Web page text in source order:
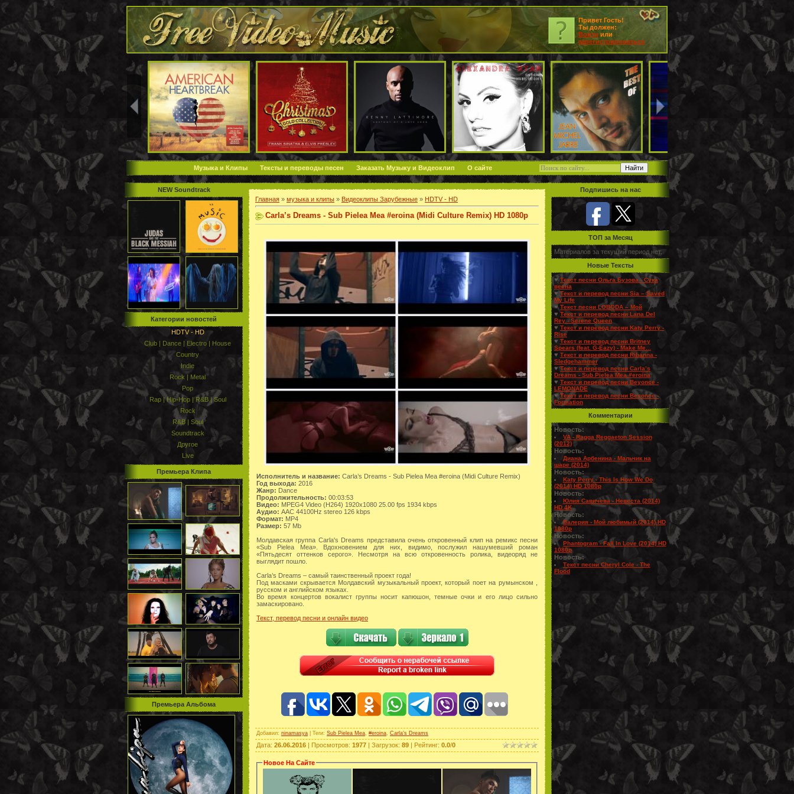
Привет Гость!
Ты должен:
Войти или
зарегистрироваться
Музыка и Клипы Тексты и переводы песен Заказать Музыку и Видеоклип О сайте
NEW Soundtrack
Категории новостей
HDTV - HD
Club | Dance | Electro | House
Country
Indie
Rock | Metal
Pop
Rap | Hip-Hop | R&B | Soul
Rock
R&B | Soul
Soundtrack
Другое
Live
Премьера Клипа
Премьера Альбома
Главная » музыка и клипы » Видеоклипы Зарубежные » HDTV - HD
Carla’s Dreams - Sub Pielea Mea #eroina (Midi Culture Remix) HD 1080p
Исполнитель и название: Carla’s Dreams - Sub Pielea Mea #eroina (Midi Culture Remix)
Год выхода: 2016
Жанр: Dance
Продолжительность: 00:03:53
Видео: MPEG4 Video (H264) 1920x1080 25.00 fps 1934 kbps
Аудио: AAC 44100Hz stereo 126 kbps
Формат: MP4
Размер: 57 Mb
Молдавская группа Carla's Dreams представила очень откровенный клип на ремикс песни
«Sub Pielea Mea». Вдохновением для них, видимо, послужил нашумевший роман
«Пятьдесят оттенков серого». Несмотря на всю откровенность ролика, видеоряд не
выглядит пошло.
Carla’s Dreams – самый таинственный проект года!
Под масками скрывается Молдавский музыкальный проект, который поет на румынском ,
русском и английском языках.
Во время концертов вокалист группы носит капюшон, темные очки и его лицо сильно
замаскировано.
Текст, перевод песни и онлайн видео
Добавил: ninamasya Теги: Sub Pielea Mea #eroina Carla’s Dreams
Дата: 26.06.2016 | Просмотров: 1977 | Загрузок: 89 | Рейтинг: 0.0/0
Новое На Сайте
Подпишись на нас
TOП за Месяц
Материалов за текущий период нет.
Новые Тексты
♥ Текст песни Ольга Бузова - Сука
весна
♥Текст и перевод песни Sia – Saved
My Life
♥Текст песни LOBODA – Мой
♥ Текст и перевод песни Lana Del
Rey - Serene Queen
♥ Текст и перевод песни Katy Perry -
Rise
♥ Текст и перевод песни Britney
Spears (feat. G-Eazy) - Make Me...
♥ Текст и перевод песни Rihanna -
Sledgehammer
♥Текст и перевод песни Carla’s
Dreams - Sub Pielea Mea #eroina
♥ Текст и перевод песни Beyonce -
LEMONADE
♥Текст и перевод песни Beyonce -
Formation
Комментарии
Новость:
VA - Ragga Reggaeton Session
(2012)
Новость:
Диана Арбенина - Мальчик на
шаре (2014)
Новость:
Katy Perry - This Is How We Do
(2014) HD 1080p
Новость:
Юлия Савичева - Невеста (2014)
HD 4K
Новость:
Валерия - Мой любимый (2014) HD
1080p
Новость:
Phantogram - Fall In Love (2014) HD
1080p
Новость:
Текст песни Cheryl Cole - The
Flood